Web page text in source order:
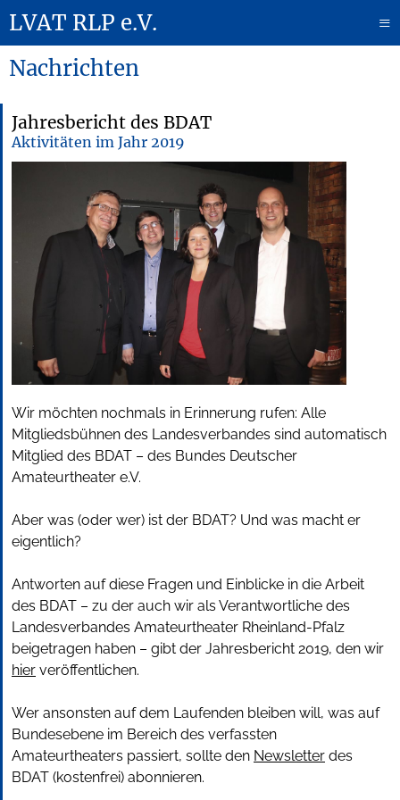
LVAT RLP e.V.
≡
Nachrichten
Jahresbericht des BDAT
Aktivitäten im Jahr 2019
Wir möchten nochmals in Erinnerung rufen: Alle
Mitgliedsbühnen des Landesverbandes sind automatisch
Mitglied des BDAT – des Bundes Deutscher
Amateurtheater e.V.
Aber was (oder wer) ist der BDAT? Und was macht er
eigentlich?
Antworten auf diese Fragen und Einblicke in die Arbeit
des BDAT – zu der auch wir als Verantwortliche des
Landesverbandes Amateurtheater Rheinland-Pfalz
beigetragen haben – gibt der Jahresbericht 2019, den wir
hier veröffentlichen.
Wer ansonsten auf dem Laufenden bleiben will, was auf
Bundesebene im Bereich des verfassten
Amateurtheaters passiert, sollte den Newsletter des
BDAT (kostenfrei) abonnieren.